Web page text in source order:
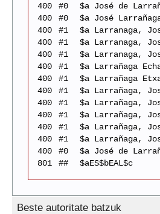
400
#0
$a José de
400
#0
$a José
400
#1
$a Larranaga,
400
#1
$a Larranaga,
400
#1
$a Larranaga,
400
#1
$a Larrañaga
400
#1
$a Larrañaga
400
#1
$a Larrañaga,
400
#1
$a Larrañaga,
400
#1
$a Larrañaga,
400
#1
$a Larrañaga,
400
#1
$a Larrañaga,
400
#0
$a José de
801
## $aES$bEAL$c
Beste autoritate batzuk